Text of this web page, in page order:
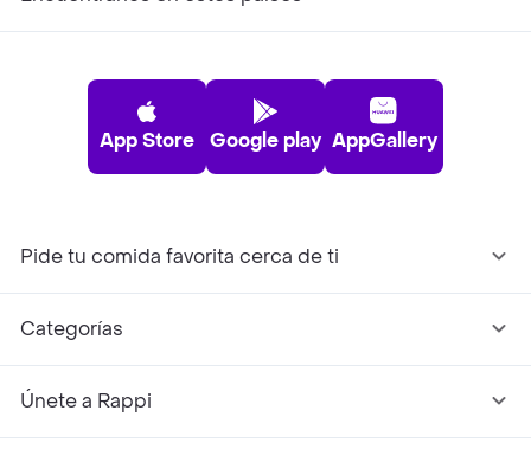
App Store Google play AppGallery
Pide tu comida favorita cerca de ti
Categorías
Únete a Rappi